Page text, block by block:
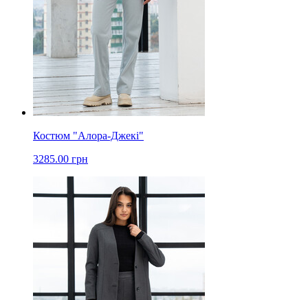
Костюм "Алора-Джекі"
3285.00 грн